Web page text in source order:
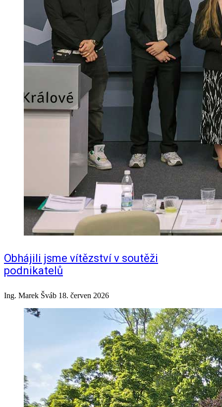
Obhájili jsme vítězství v soutěži
podnikatelů
Ing. Marek Šváb 18. červen 2026